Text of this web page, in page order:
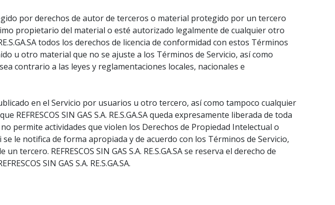
por derechos de autor de terceros o material protegido por un tercero
propietario del material o esté autorizado legalmente de cualquier otro
todos los derechos de licencia de conformidad con estos Términos
u otro material que no se ajuste a los Términos de Servicio, así como
contrario a las leyes y reglamentaciones locales, nacionales e
en el Servicio por usuarios u otro tercero, así como tampoco cualquier
SIN GAS S.A. RE.S.GA.SA queda expresamente liberada de toda
no permite actividades que violen los Derechos de Propiedad Intelectual o
le notifica de forma apropiada y de acuerdo con los Términos de Servicio,
REFRESCOS SIN GAS S.A. RE.S.GA.SA se reserva el derecho de
SIN GAS S.A. RE.S.GA.SA.